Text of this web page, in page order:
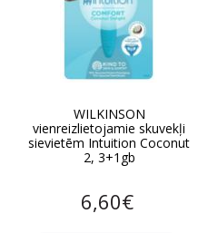
WILKINSON
vienreizlietojamie skuvekļi
sievietēm Intuition Coconut
2, 3+1gb
6,60€